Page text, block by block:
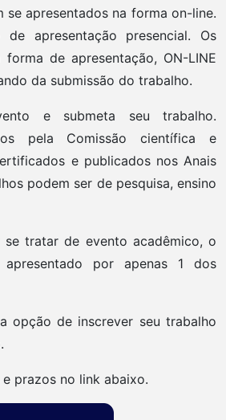
se apresentados na forma on-line.
apresentação presencial. Os
de apresentação, ON-LINE
da submissão do trabalho.
e submeta seu trabalho.
pela Comissão científica e
e publicados nos Anais
podem ser de pesquisa, ensino
se tratar de evento acadêmico, o
por apenas 1 dos
opção de inscrever seu trabalho
prazos no link abaixo.